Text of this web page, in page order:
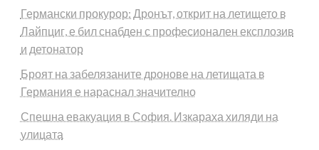
Германски прокурор: Дронът, открит на летището в
Лайпциг, е бил снабден с професионален експлозив
и детонатор
Броят на забелязаните дронове на летищата в
Германия е нараснал значително
Спешна евакуация в София. Изкараха хиляди на
улицата